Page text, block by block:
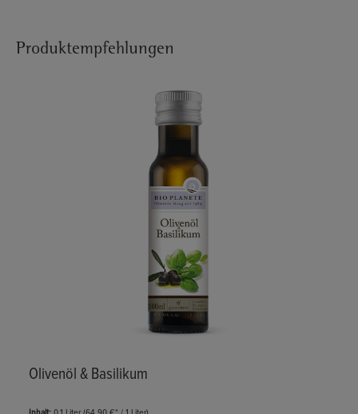
Produktempfehlungen
Olivenöl & Basilikum